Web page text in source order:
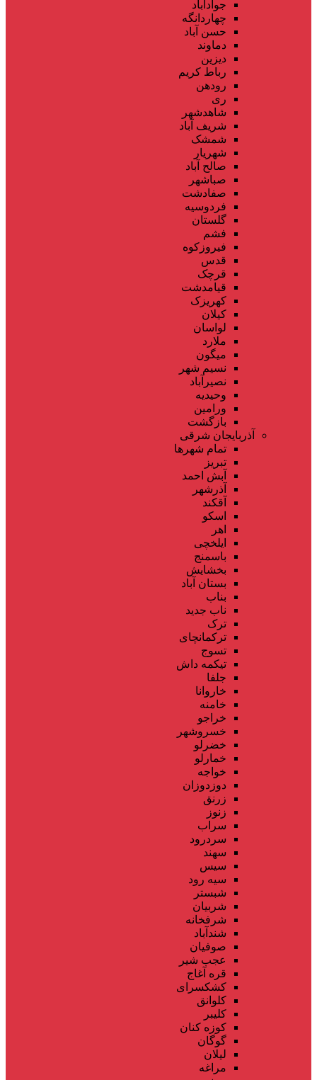
جوادآباد
چهاردانگه
حسن آباد
دماوند
دیزین
رباط کریم
رودهن
ری
شاهدشهر
شریف آباد
شمشک
شهریار
صالح آباد
صباشهر
صفادشت
فردوسیه
گلستان
فشم
فیروزکوه
قدس
قرچک
قیامدشت
کهریزک
کیلان
لواسان
ملارد
میگون
نسیم شهر
نصیرآباد
وحیدیه
ورامین
بازگشت
آذربایجان شرقی
تمام شهر‌ها
تبریز
آبش احمد
آذرشهر
آقکند
اسکو
اهر
ایلخچی
باسمنج
بخشایش
بستان آباد
بناب
ناب جدید
ترک
ترکمانچای
تسوج
تیکمه داش
جلفا
خاروانا
خامنه
خراجو
خسروشهر
خضرلو
خمارلو
خواجه
دوزدوزان
زرنق
زنوز
سراب
سردرود
سهند
سیس
سیه رود
شبستر
شربیان
شرفخانه
شندآباد
صوفیان
عجب شیر
قره آغاج
کشکسرای
کلوانق
کلیبر
کوزه کنان
گوگان
لیلان
مراغه